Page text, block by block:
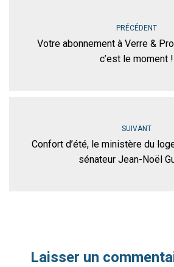
PRÉCÉDENT
Votre abonnement à Verre &
c’est le moment !
SUIVANT
Confort d’été, le ministère du
sénateur Jean-Noël
Laisser un